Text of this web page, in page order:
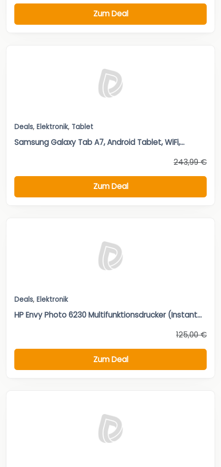
Zum Deal
Deals, Elektronik, Tablet
Samsung Galaxy Tab A7, Android Tablet, WiFi,...
243,99 €
Zum Deal
Deals, Elektronik
HP Envy Photo 6230 Multifunktionsdrucker (Instant...
125,00 €
Zum Deal